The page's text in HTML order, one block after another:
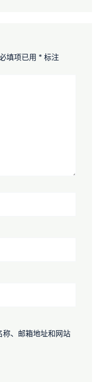
填项已用 *标注
、邮箱地址和网站